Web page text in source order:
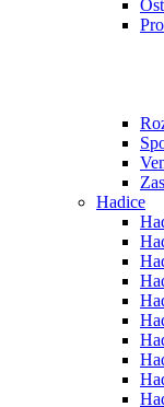
Hadice